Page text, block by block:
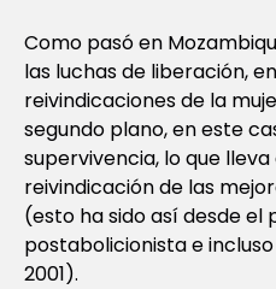
Como pasó en
las luchas de liberación,
reivindicaciones de la
segundo plano, en este
supervivencia, lo que
reivindicación de las
(esto ha sido así desde el
postabolicionista e
2001).